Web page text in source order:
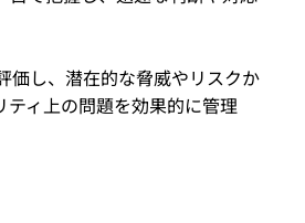
価し、潜在的な脅威やリスクか
ティ上の問題を効果的に管理